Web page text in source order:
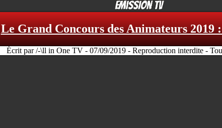
Le Grand Concours des Animateurs 2019
Écrit par /-\ll in One TV - 07/09/2019 - Reproduction interdite -